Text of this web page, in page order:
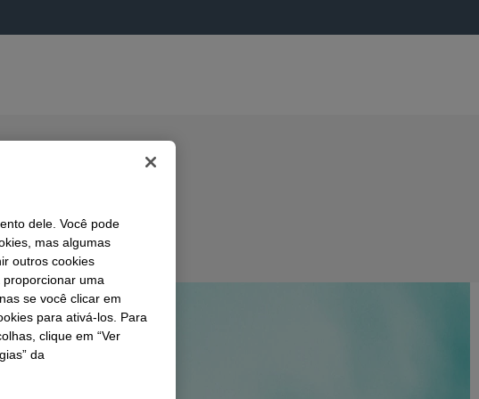
dele. Você pode
mas algumas
outros cookies
uma
se você clicar em
para ativá-los. Para
clique em “Ver
da